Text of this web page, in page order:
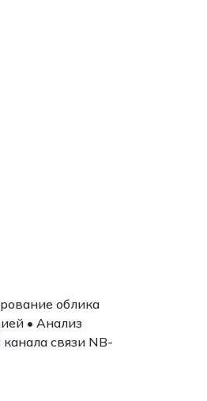
облика
• Анализ
связи NB-